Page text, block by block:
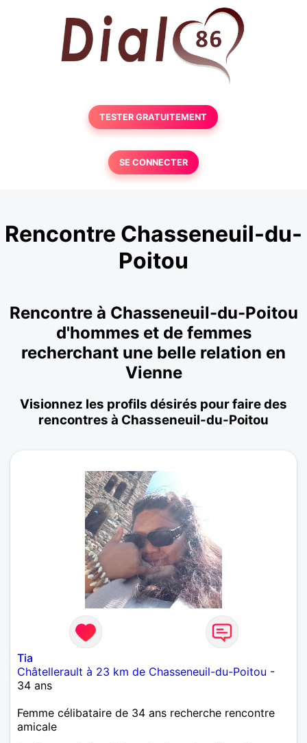
TESTER GRATUITEMENT
SE CONNECTER
Rencontre Chasseneuil-du-
Poitou
Rencontre à Chasseneuil-du-Poitou
d'hommes et de femmes
recherchant une belle relation en
Vienne
Visionnez les profils désirés pour faire des
rencontres à Chasseneuil-du-Poitou
Tia
Châtellerault à 23 km de Chasseneuil-du-Poitou -
34 ans
Femme célibataire de 34 ans recherche rencontre
amicale